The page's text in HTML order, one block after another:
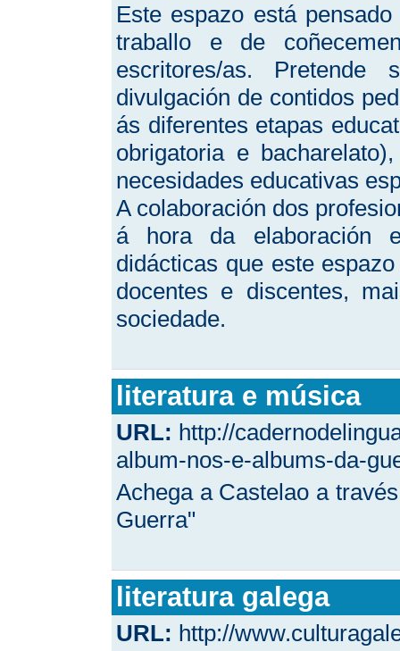
Este espazo está
traballo e de
escritores/as.
divulgación de contidos
ás diferentes etapas
obrigatoria e
necesidades educativas
A colaboración dos
á hora da elaboración
didácticas que este
docentes e discentes,
sociedade.
literatura e música
URL: http://
album-nos-e-albums-da-
Achega a Castelao a
Guerra"
literatura galega
URL: http://